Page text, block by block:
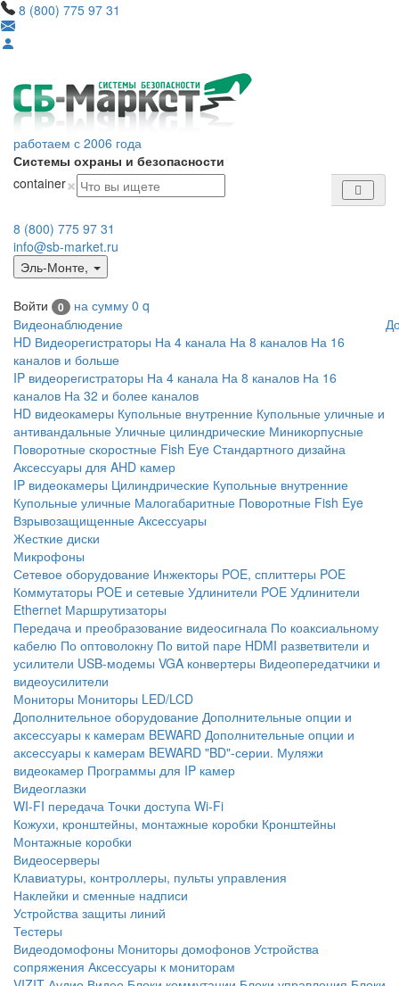
8 (800) 775 97 31
работаем с 2006 года
Системы охраны и безопасности
container×
8 (800) 775 97 31
info@sb-market.ru
Эль-Монте,
Войти 0 на сумму 0 q
Видеонаблюдение
HD Видеорегистраторы На 4 канала На 8 каналов На 16
каналов и больше
IP видеорегистраторы На 4 канала На 8 каналов На 16
каналов На 32 и более каналов
HD видеокамеры Купольные внутренние Купольные уличные и
антивандальные Уличные цилиндрические Миникорпусные
Поворотные скоростные Fish Eye Стандартного дизайна
Аксессуары для AHD камер
IP видеокамеры Цилиндрические Купольные внутренние
Купольные уличные Малогабаритные Поворотные Fish Eye
Взрывозащищенные Аксессуары
Жесткие диски
Микрофоны
Сетевое оборудование Инжекторы POE, сплиттеры POE
Коммутаторы POE и сетевые Удлинители POE Удлинители
Ethernet Маршрутизаторы
Передача и преобразование видеосигнала По коаксиальному
кабелю По оптоволокну По витой паре HDMI разветвители и
усилители USB-модемы VGA конвертеры Видеопередатчики и
видеоусилители
Мониторы Мониторы LED/LCD
Дополнительное оборудование Дополнительные опции и
аксессуары к камерам BEWARD Дополнительные опции и
аксессуары к камерам BEWARD "BD"-серии. Муляжи
видеокамер Программы для IP камер
Видеоглазки
WI-FI передача Точки доступа Wi-Fi
Кожухи, кронштейны, монтажные коробки Кронштейны
Монтажные коробки
Видеосерверы
Клавиатуры, контроллеры, пульты управления
Наклейки и сменные надписи
Устройства защиты линий
Тестеры
Видеодомофоны Мониторы домофонов Устройства
сопряжения Аксессуары к мониторам